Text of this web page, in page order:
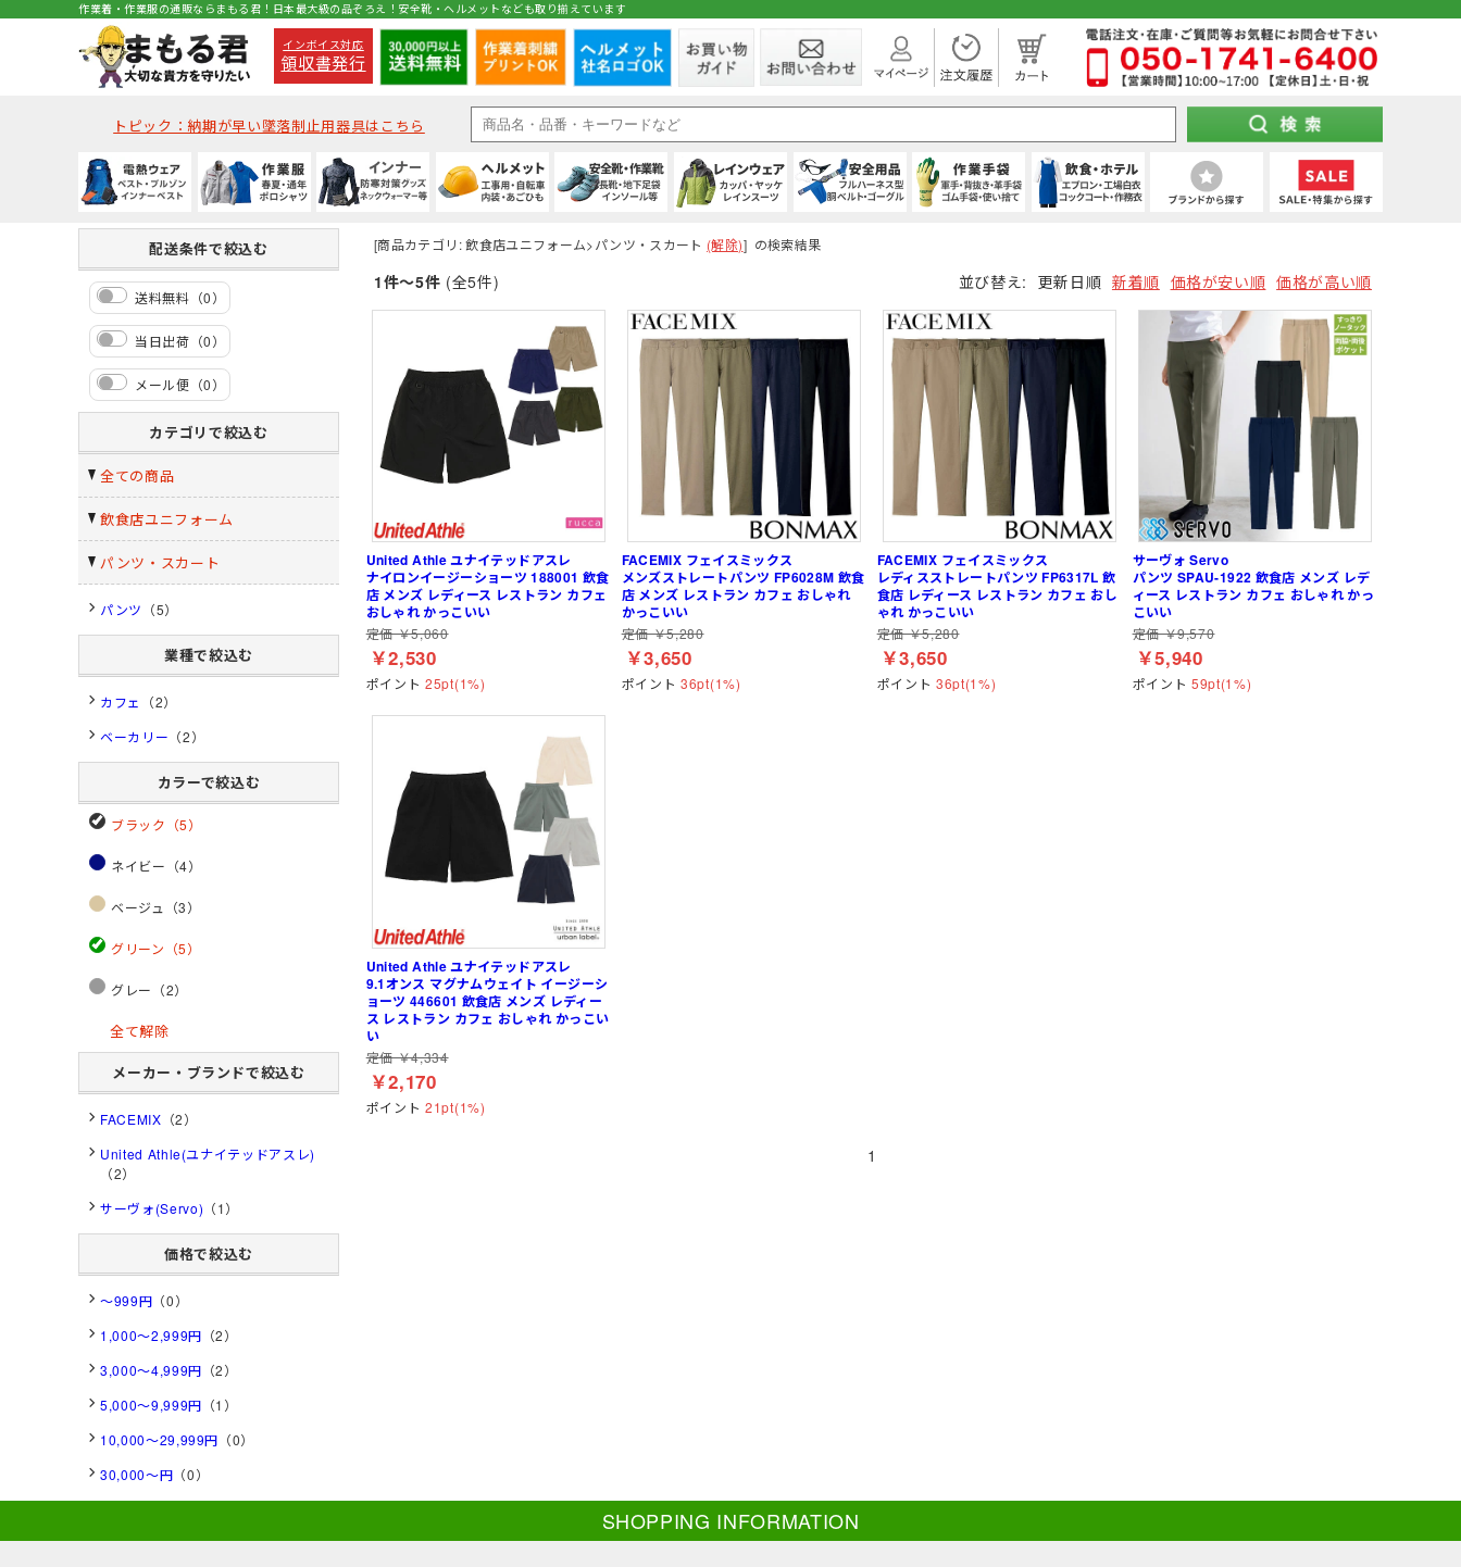
作業着・作業服の通販ならまもる君！日本最大級の品ぞろえ！安全靴・ヘルメットなども取り揃えています
インボイス対応
領収書発行
トピック：納期が早い墜落制止用器具はこちら
電熱ウェア ベスト ブルゾン
バッテリーセット
防寒着 防寒ジャンバー 防寒コート 防寒ベスト
防寒つなぎ
防寒パンツ
防寒スーツ（上下セット） 防寒シャツ 防寒サロペット
小物 ヘッドキャップ イヤーウォーマー フェイスウォーマー
ネックウォーマー
腹巻
レッグウォーマー アームウォーマー インナーソックス
秋冬・通年作業服 (秋冬・通年) ジャケット (秋冬・通年) パンツ・スラックス
(秋冬・通年) つなぎ
トレーナー
作業服の刺繍加工
春夏作業服 (春夏) ジャケット (春夏) パンツ・スラックス (春夏) 上下セット
(春夏) デニム作業着
(春夏) つなぎ
(春夏) サロペット 高視認性安全服
ガーデンウェア
大きいサイズ レディース
ポロシャツ・Tシャツ等 ポロシャツ (半袖) ポロシャツ (長袖) Tシャツ (半袖)
Tシャツ (長袖)
アロハシャツ
ジップアップシャツ (半袖) ジップアップシャツ (長袖)
(春夏) ワークシャツ (半袖)
(春夏) ワークシャツ (長袖)
(秋冬・通年) ワークシャツ (半袖) (秋冬・通年) ワークシャツ (長袖)
通年・防寒インナー (通年) アンダーウェア (通年) 半袖シャツ
(通年) タイツ・スパッツ (ロング)
(冬用) 半袖シャツ
(通年) 長袖シャツ
(冬用) タイツ・スパッツ (ショート)
(冬用) タイツ・スパッツ (七分丈) (冬用) タイツ・スパッツ (ロング)
(冬用) 上下セット
夏用インナー (夏用) 半袖シャツ (夏用) 長袖シャツ (夏用) タイツ・スパッツ (ショート)
(夏用) タイツ・スパッツ (七分丈)
(夏用) タイツ・スパッツ (ロング)
(夏用) ソックス
小物 ネッククーラー・クールバンド アームカバー レッグカバー
ヘッドキャップ
サポーター
タオル バッグ
マスク
帽子・キャップ
ベルト 防寒ウォーマー
種類から探す クリアバイザータイプ シールドヘルメット
MPタイプ (つばなし)
乗車兼用
キャディー帽
折りたたみタイプ 紙帽子
熱中症対策ヘルメット
学童・幼児用 大きいサイズ オーダーヘルメット (名入れ印刷)
ヘルメット関連商品 耳紐・あご紐 ライナー (スチロール) 内装 (着装体)
シールド・バイザー
ステッカー
防災面 (フェイスシールド)
保護メガネ
保護面・ゴーグル
保護帽収納用品 熱中症対策グッズ
特徴・機能 工事用・建設土木用 電気設備用 炉前・溶接作業
狭所作業
防災用・消防用
自転車・バイク 熱中症対策 (遮熱)
防寒
通気孔あり
通気孔なし 軽量
耐熱・耐候性
種類から探す ハイカットタイプ スニーカータイプ
ブーツ・半長靴・ロング
紐なし（スリッポン）
ルームシューズ（室内履き）
インソール オーバーシューズ 紳士靴
特徴・機能 幅広タイプ(4E)
JSAA規格
耐油底
耐踏抜き
大きいサイズ 女性・子供用
種類から探す つなぎ オーバーオール・サロペット
ヤッケ・かぶり
レインシューズ
レインスーツ（上下セット）
レインハット
上着・ジャケット
特徴・用途から探す 登山用 通学、通勤、自転車 現場作業・農業
レジャー・アウトドア
レディース・キッズ
墜落静止用器具 ハーネス型 (1丁掛け 第1種) ハーネス型 (1丁掛け 第2種)
ハーネス型 (本体のみ)
胴ベルト型 (1丁掛け)
胴ベルト型 (2丁掛け)
胴ベルト型 (ランヤード・ロープ類)
フック・パッド等付属品 傾斜面用 (ワークポジショニング)
柱上用 (ワークポジショニング)
セーフティーブロック
(安全ブロック)
親綱・関連用品 (ロリップ等) 納期の早い墜落制止用器具特集
安全保護具 保護メガネ レーザー保護メガネ 安全ベスト・タスキ
工具差し・収納用品
溶接面
胸章・ワッペン
防災面 (フェイスシールド)
作業ベルト・作業エプロン
ラバー軍手 (ゴム張り軍手) 純綿軍手
化学繊維軍手
滑り止めなし軍手
7ゲージ軍手 (厚手)
10ゲージ軍手 (薄手)
13ゲージ軍手 (薄手) 火元作業用軍手 アウトドア用軍手
手袋 革手袋 人造皮革手袋 (合皮) 背抜き手袋
コーディング手袋
スムス手袋 (縫製手袋)
ゴム手袋・ビニール手袋 使い捨て手袋 (使い切り手袋)
耐切創手袋
耐薬品・耐溶剤
耐熱・耐火手袋
低発塵・クリーンルーム用手袋
特殊手袋
特徴・用途から探す 園芸・造園業 農業 水産・漁業
食品加工業
運輸・物流業
自動車関連業 品質管理用
介護・福祉業
接客サービス業
小ロット レディース・キッズ用
コックコート・エプロン等 コックコート シャツ・ブラウス
胸当てエプロン
帽子・キャップ・三角巾
ネクタイ・スカーフ
作務衣・ジンベイ
和風エプロン・前掛 和風小物・履物・アクセサリー
和帽子
スウェット・パーカー・トレーナー ブルゾン・ジャンパー 空調服
食品衛生白衣 白衣(セパレート) パンツ オーバーオール
子供給食衣
衛生帽子(キャスケット型)
衛生帽子(キャップタイプ) 衛生帽子(ケープ付き)
衛生帽子(ショートタイプ)
メーカー・おすすめ業種か
ら探す
住商モンブラン KAZEN(カゼン) セブンユニフォーム
サーヴォ(Servo)
チトセ(arbe)
ボンユニ(ボストン商会) FACEMIX(ボンマックス)
トムス(TOMS)
アイトス（AITOZ） 桑和(SOWA)
CROCS(クロックス)
まもる君のお得情報メディア
配送条件で絞込む
送料無料（0）
当日出荷（0）
メール便（0）
カテゴリで絞込む
全ての商品
飲食店ユニフォーム
パンツ・スカート
パンツ （5）
業種で絞込む
カフェ
（2）
ベーカリー （2）
カラーで絞込む
ブラック（5）
ネイビー（4）
ベージュ（3）
グリーン（5）
グレー（2）
全て解除
メーカー・ブランドで絞込む
FACEMIX （2）
United Athle(ユナイテッドアスレ)
（2）
サーヴォ(Servo) （1）
価格で絞込む
～999円 （0）
1,000～2,999円 （2）
3,000～4,999円 （2）
5,000～9,999円 （1）
10,000～29,999円 （0）
30,000～円 （0）
[商品カテゴリ: 飲食店ユニフォーム>パンツ・スカート (解除)] の検索結果
1件～5件 (全5件) 並び替え: 更新日順 新着順 価格が安い順 価格が高い順
United Athle ユナイテッドアスレ
ナイロンイージーショーツ 188001 飲食
店 メンズ レディース レストラン カフェ
おしゃれ かっこいい
定価 ￥5,060
￥2,530
ポイント 25pt(1%)
FACEMIX フェイスミックス
メンズストレートパンツ FP6028M 飲食
店 メンズ レストラン カフェ おしゃれ
かっこいい
定価 ￥5,280
￥3,650
ポイント 36pt(1%)
FACEMIX フェイスミックス
レディスストレートパンツ FP6317L 飲
食店 レディース レストラン カフェ おし
ゃれ かっこいい
定価 ￥5,280
￥3,650
ポイント 36pt(1%)
サーヴォ Servo
パンツ SPAU-1922 飲食店 メンズ レデ
ィース レストラン カフェ おしゃれ かっ
こいい
定価 ￥9,570
￥5,940
ポイント 59pt(1%)
United Athle ユナイテッドアスレ
9.1オンス マグナムウェイト イージーシ
ョーツ 446601 飲食店 メンズ レディー
ス レストラン カフェ おしゃれ かっこい
い
定価 ￥4,334
￥2,170
ポイント 21pt(1%)
1
SHOPPING INFORMATION